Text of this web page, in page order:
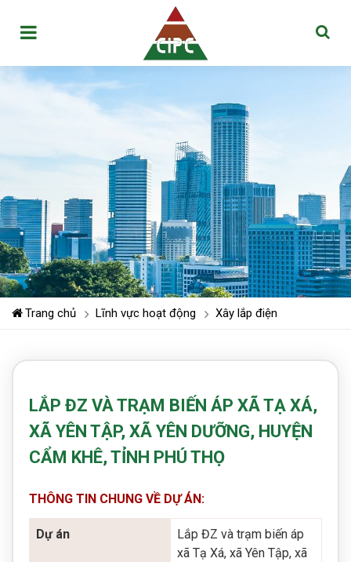
Trang chủ Lĩnh vực hoạt động Xây lắp điện
LẮP ĐZ VÀ TRẠM BIẾN ÁP XÃ TẠ XÁ,
XÃ YÊN TẬP, XÃ YÊN DƯỠNG, HUYỆN
CẨM KHÊ, TỈNH PHÚ THỌ
THÔNG TIN CHUNG VỀ DỰ ÁN:
Dự án
Lắp ĐZ và trạm biến áp
xã Tạ Xá, xã Yên Tập, xã